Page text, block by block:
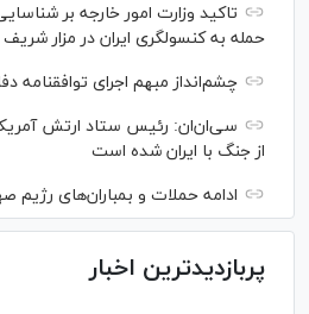
تاکید وزارت امور خارجه بر
حمله به کنسولگری ایران در مزار شریف
چشم‌انداز مبهم اجرای توافقنامه
سی‌ان‌‌ان: رئیس ستاد ارتش
از جنگ با ایران شده است
ادامه حملات و بمباران‌های رژیم
پربازدیدترین اخبار